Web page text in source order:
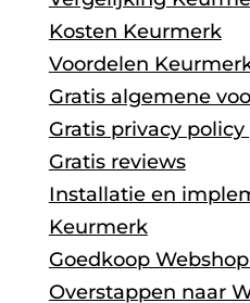
Kosten Keurmerk
Voordelen
Gratis algemene
Gratis privacy
Gratis reviews
Installatie en
Keurmerk
Goedkoop
Overstappen naar